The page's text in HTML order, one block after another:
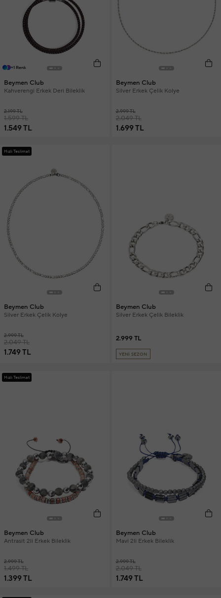
+1 Renk
Beymen Club
Kahverengi Erkek Deri Bileklik
2.199 TL
1.599 TL
1.549 TL
Beymen Club
Silver Erkek Çelik Kolye
2.999 TL
2.049 TL
1.699 TL
Hızlı Teslimat
Beymen Club
Silver Erkek Çelik Kolye
2.999 TL
2.049 TL
1.749 TL
Beymen Club
Silver Erkek Çelik Bileklik
2.999 TL
YENİ SEZON
Hızlı Teslimat
Beymen Club
Antrasit 2li Erkek Bileklik
2.999 TL
1.499 TL
1.399 TL
Beymen Club
Mavi 2li Erkek Bileklik
2.999 TL
2.049 TL
1.749 TL